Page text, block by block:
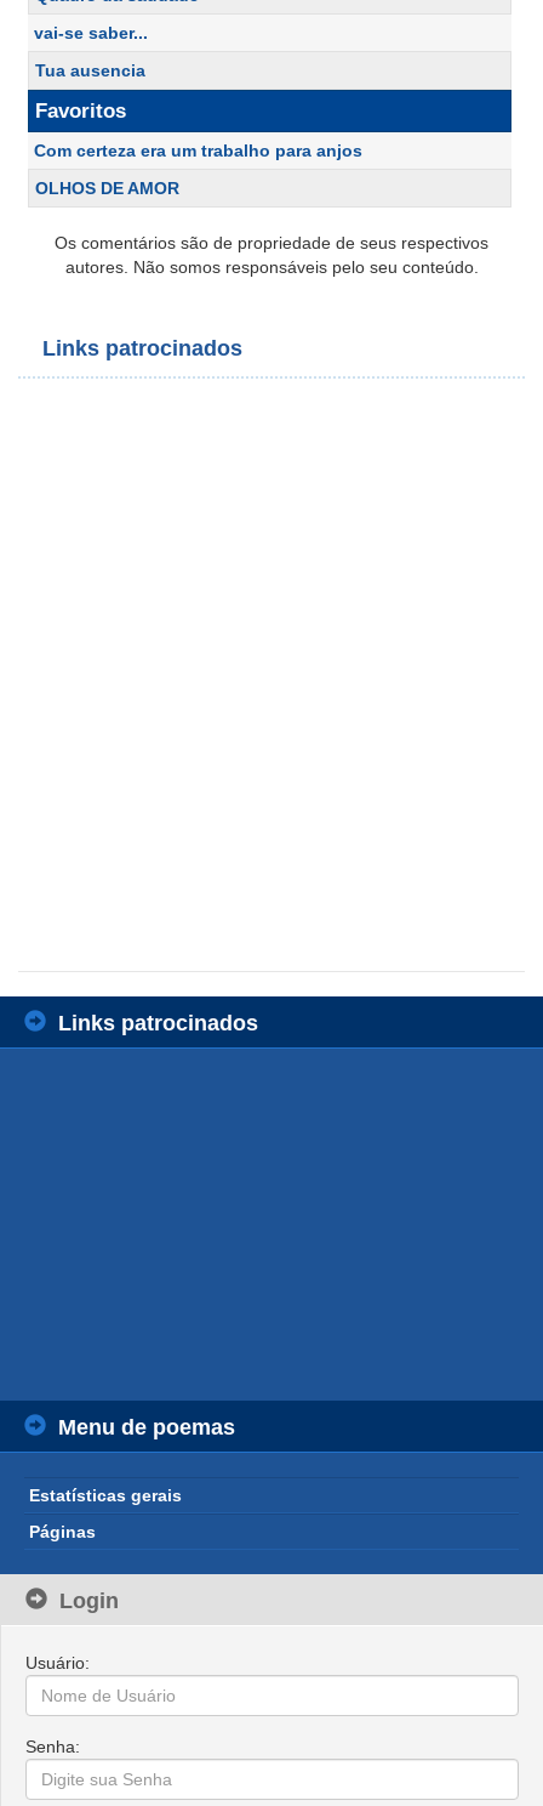
vai-se saber...
Tua ausencia
Favoritos
Com certeza era um trabalho para anjos
OLHOS DE AMOR
Os comentários são de propriedade de seus respectivos
autores. Não somos responsáveis pelo seu conteúdo.
Links patrocinados
Links patrocinados
Menu de poemas
Estatísticas gerais
Páginas
Login
Usuário:
Senha: